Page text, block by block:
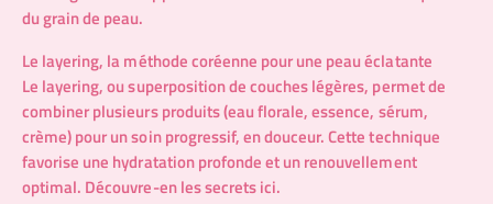
du grain de peau.
Le layering, la méthode coréenne pour une peau éclatante
Le layering, ou superposition de couches légères, permet de
combiner plusieurs produits (eau florale, essence, sérum,
crème) pour un soin progressif, en douceur. Cette technique
favorise une hydratation profonde et un renouvellement
optimal. Découvre-en les secretsici.